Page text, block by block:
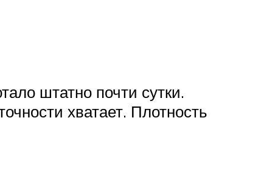
штатно почти сутки.
хватает. Плотность